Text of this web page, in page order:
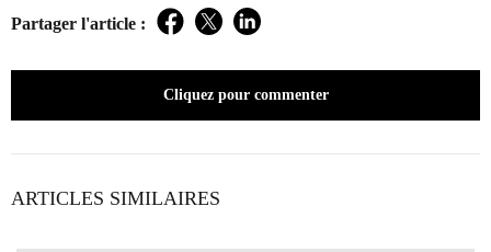
Partager l'article : Facebook
TwitterLinkedIn
Cliquez pour commenter
ARTICLES SIMILAIRES